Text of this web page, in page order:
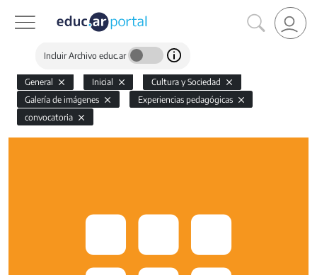
Incluir Archivo educ.ar
General Inicial
Cultura y Sociedad
Galería de imágenes
Experiencias pedagógicas
convocatoria